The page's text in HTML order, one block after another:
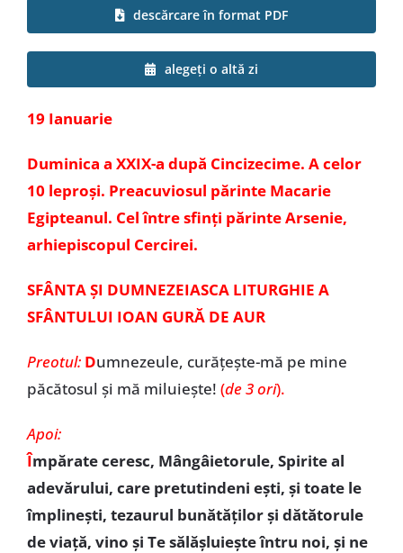
descărcare în format PDF
alegeți o altă zi
19 Ianuarie
Duminica a XXIX-a după Cincizecime. A celor
10 leproși. Preacuviosul părinte Macarie
Egipteanul. Cel între sfinți părinte Arsenie,
arhiepiscopul Cercirei.
SFÂNTA ȘI DUMNEZEIASCA LITURGHIE A
SFÂNTULUI IOAN GURĂ DE AUR
Preotul: Dumnezeule, curățește-mă pe mine
păcătosul și mă miluiește! (de 3 ori).
Apoi:
Împărate ceresc, Mângâietorule, Spirite al
adevărului, care pretutindeni eşti, şi toate le
împlineşti, tezaurul bunătăţilor şi dătătorule
de viaţă, vino şi Te sălășluiește întru noi, și ne